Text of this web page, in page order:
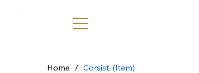
Home / Corsisti (Item)